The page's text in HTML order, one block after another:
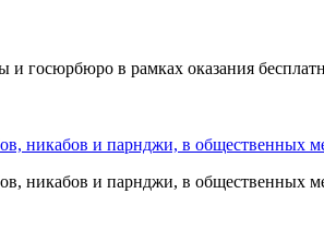
и госюрбюро в рамках оказания
никабов и парнджи, в общественных
никабов и парнджи, в общественных